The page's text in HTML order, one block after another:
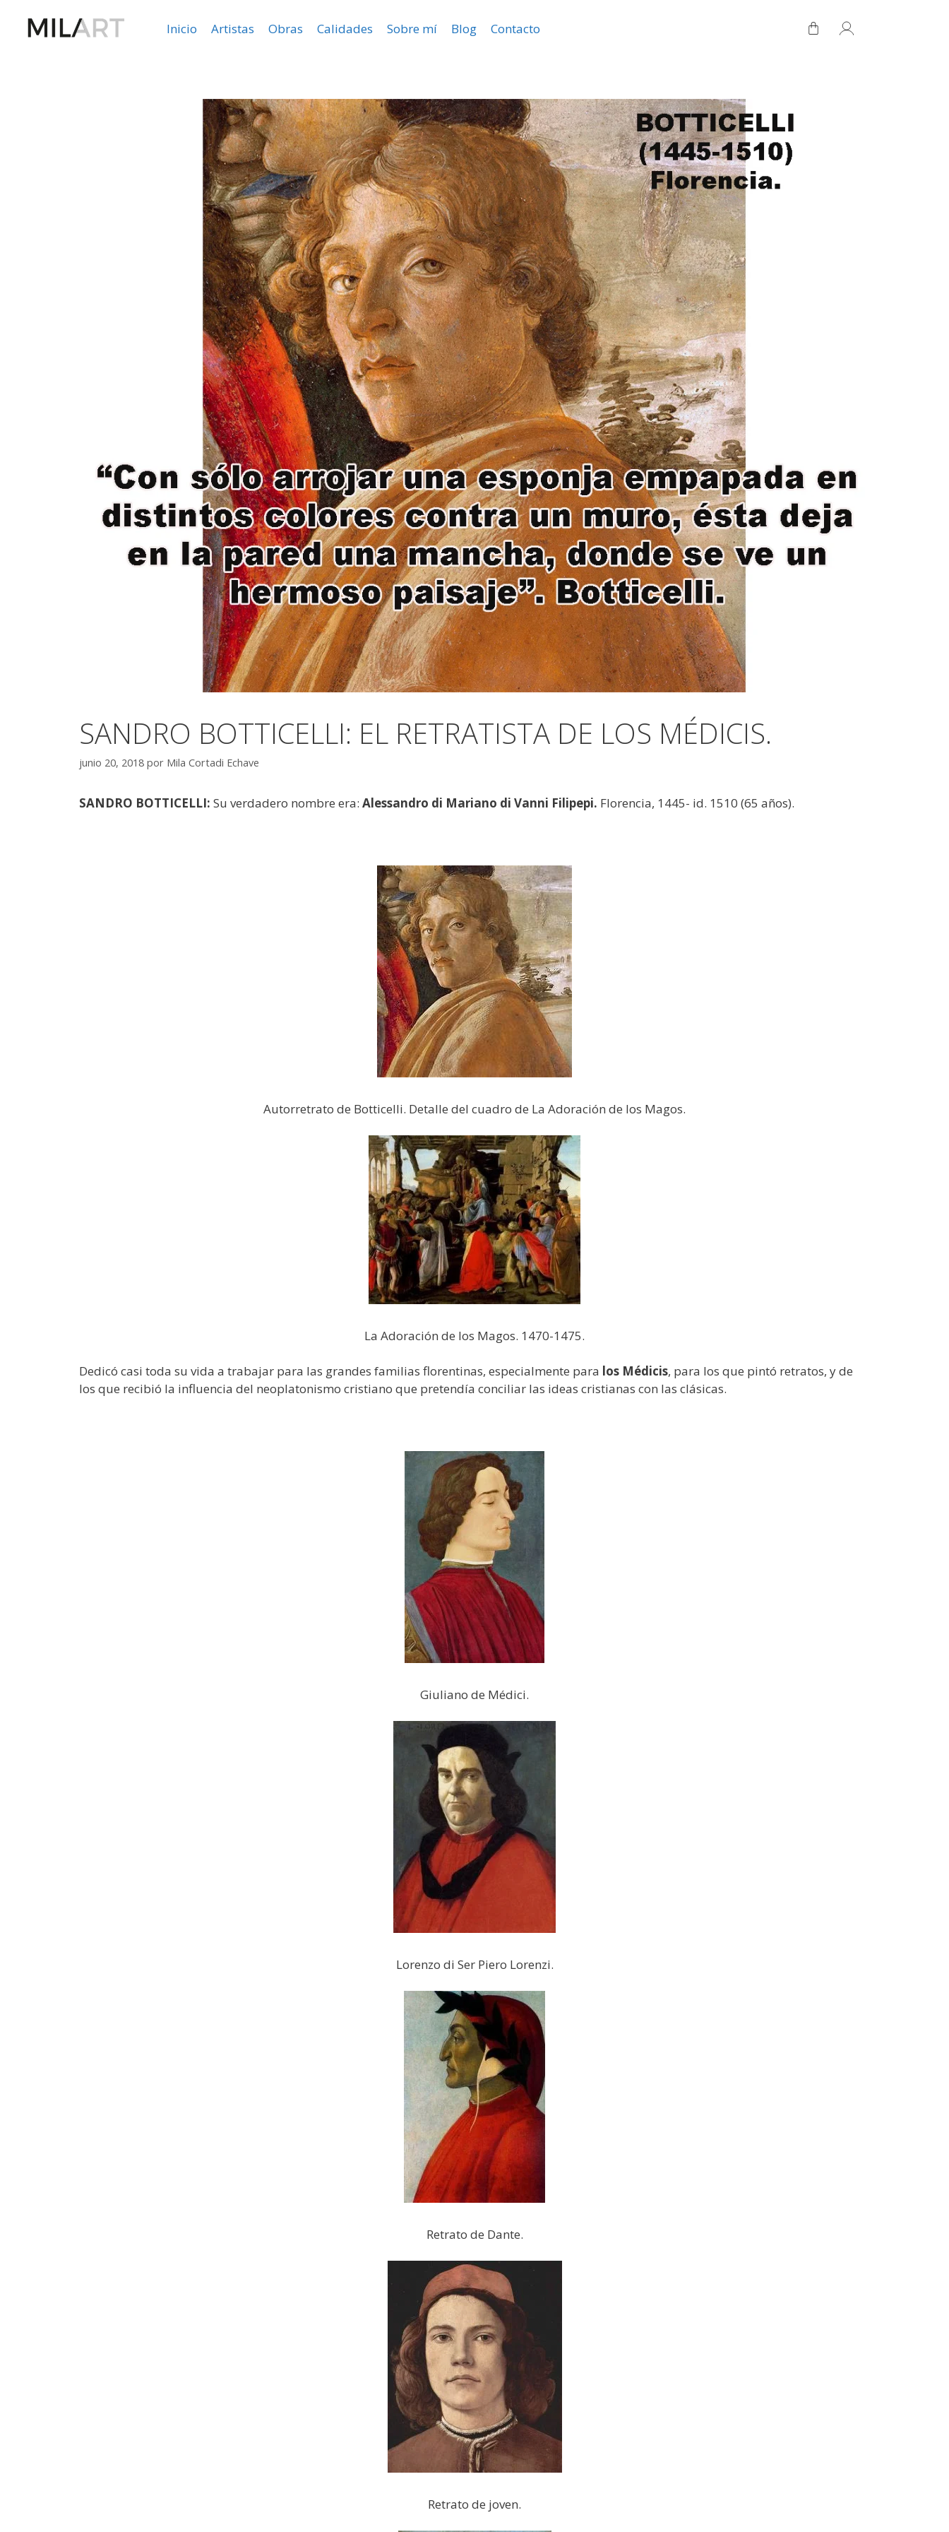
Inicio Artistas Obras Calidades Sobre mí Blog Contacto
SANDRO BOTTICELLI: EL RETRATISTA DE LOS MÉDICIS.
junio 20, 2018 por Mila Cortadi Echave
SANDRO BOTTICELLI: Su verdadero nombre era: Alessandro di Mariano di Vanni Filipepi. Florencia, 1445- id. 1510 (65 años).
Autorretrato de Botticelli. Detalle del cuadro de La Adoración de los Magos.
La Adoración de los Magos. 1470-1475.
Dedicó casi toda su vida a trabajar para las grandes familias florentinas, especialmente para los Médicis, para los que pintó retratos, y de
los que recibió la influencia del neoplatonismo cristiano que pretendía conciliar las ideas cristianas con las clásicas.
Giuliano de Médici.
Lorenzo di Ser Piero Lorenzi.
Retrato de Dante.
Retrato de joven.